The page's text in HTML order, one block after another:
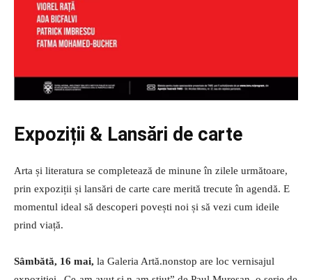
Expoziții & Lansări de carte
Arta și literatura se completează de minune în zilele următoare,
prin expoziții și lansări de carte care merită trecute în agendă. E
momentul ideal să descoperi povești noi și să vezi cum ideile
prind viață.
Sâmbătă, 16 mai, la Galeria Artă.nonstop are loc vernisajul